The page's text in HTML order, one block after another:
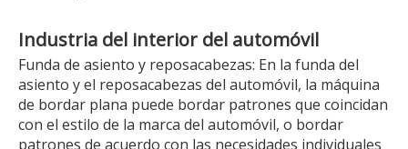
Industria del interior del automóvil
Funda de asiento y reposacabezas: En la funda del
asiento y el reposacabezas del automóvil, la máquina
de bordar plana puede bordar patrones que coincidan
con el estilo de la marca del automóvil, o bordar
patrones de acuerdo con las necesidades individuales